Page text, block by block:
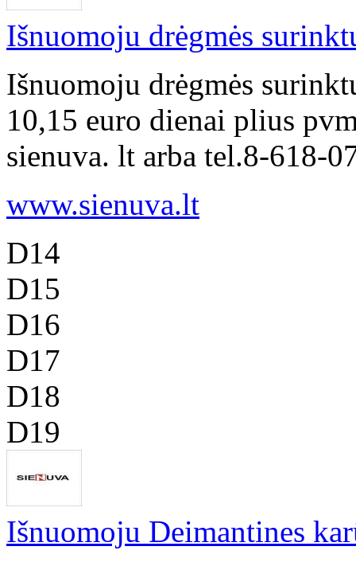
Išnuomoju drėgmės
Išnuomoju drėgmės
10,15 euro dienai plius
sienuva. lt arba tel.8-618-
www.sienuva.lt
D14
D15
D16
D17
D18
D19
Išnuomoju Deimantines